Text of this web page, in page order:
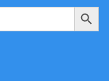
Поиск